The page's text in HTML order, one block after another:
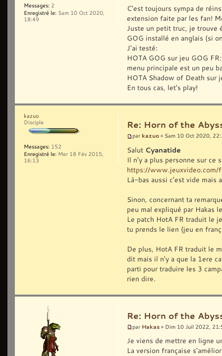
C'est toujours sympa de
extension faite par les fan!
Juste un petit truc, je trouve
GOG installé en anglais (si
J'ai testé:
HOTA GOG sur jeu GOG
menu principale est un peu
HOTA Shadow of Death sur
En tous cas, let's play!
Messages: 2
Enregistré le: Sam 10 Oct 2020,
18:49
Re: Horn of the
par kazuo » Sam 10 Oct 2020,
Salut Cyanatide
Il n'y a plus personne sur ce
https://
Là-bas aussi c'est vide mais
Sinon, concernant ta
peu mal expliqué par Hakas
Le patch HotA FR traduit le
tu prends le lien (jeu en
De plus, HotA FR traduit le
dit mais il n'y a que la 1ere
parti pour traduire les 3
rien dire.
kazuo
Disciple
Messages: 152
Enregistré le: Mer 18 Fév 2015,
16:13
Re: Horn of the
par Hakas » Dim 10 Juil 2022,
Je viens de mettre en ligne
La version française